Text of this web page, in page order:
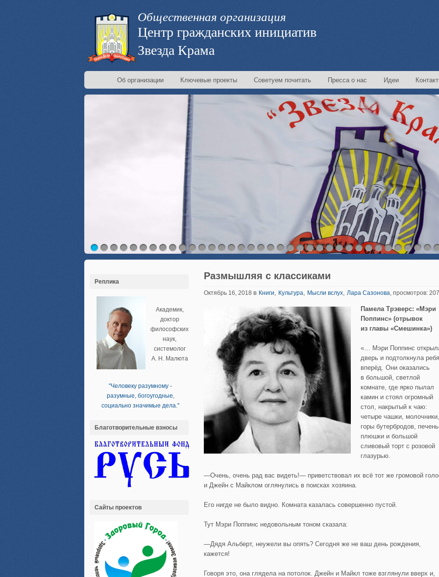
Общественная организация
Центр гражданских инициатив
Звезда Крама
Об организации Ключевые проекты Советуем почитать Пресса о нас Идеи
Реплика
Академик,
доктор
философских
наук,
системолог
А. Н. Малюта
''Человеку разумному -
разумные, богоугодные,
социально значимые дела.''
Благотворительные взносы
Сайты проектов
Размышляя с классиками
Октябрь 16, 2018 в Книги, Культура, Мысли вслух, Лара Сазонова, просмотров:
Памела Трэверс: «Мэри
Поппинс» (отрывок
из главы «Смешинка»)
«… Мэри Поппинс
дверь и подтолкнула
вперёд. Они оказались
в большой, светлой
комнате, где ярко пылал
камин и стоял огромный
стол, накрытый к чаю:
четыре чашки, молочники,
горы бутербродов,
плюшки и большой
сливовый торт с розовой
глазурью.
—Очень, очень рад вас видеть!— приветствовал их всё тот же громовой
и Джейн с Майклом оглянулись в поисках хозяина.
Его нигде не было видно. Комната казалась совершенно пустой.
Тут Мэри Поппинс недовольным тоном сказала:
—Дядя Альберт, неужели вы опять? Сегодня же не ваш день рождения,
кажется!
Говоря это, она глядела на потолок. Джейн и Майкл тоже взглянули вверх и,